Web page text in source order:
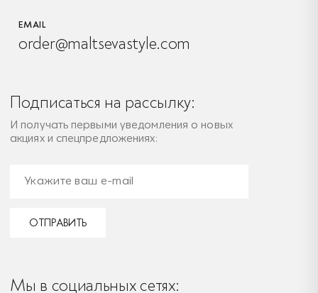
EMAIL
order@maltsevastyle.com
Подписаться на рассылку:
И получать первыми уведомления о новых
акциях и спецпредложениях:
ОТПРАВИТЬ
Мы в социальных сетях: